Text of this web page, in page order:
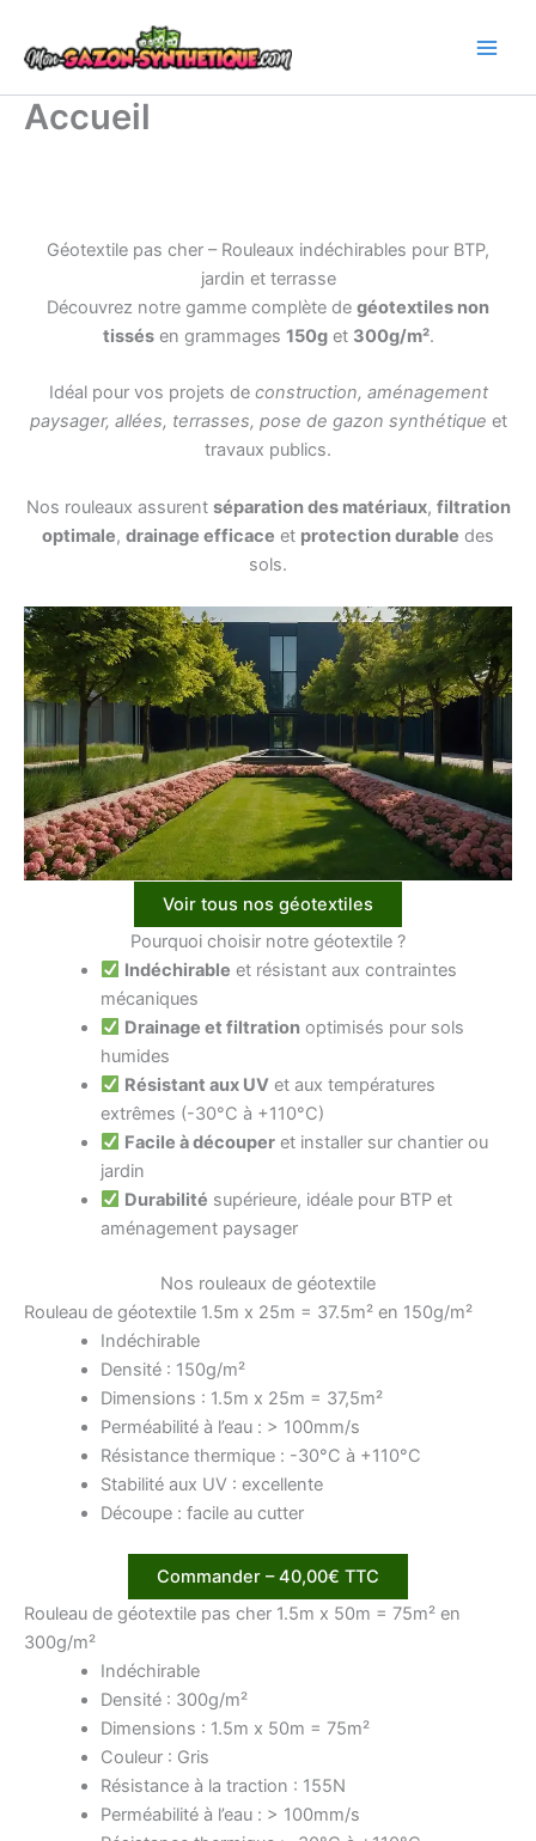
contenu
Accueil
Géotextile pas cher – Rouleaux indéchirables pour BTP,
jardin et terrasse
Découvrez notre gamme complète de géotextiles non
tissésen grammages 150get 300g/m².
Idéal pour vos projets de construction, aménagement
paysager, allées, terrasses, pose de gazon synthétique et
travaux publics.
Nos rouleaux assurent séparation des matériaux, filtration
optimale, drainage efficace et protection durable des
sols.
Voir tous nos géotextiles
Pourquoi choisir notre géotextile ?
Indéchirable et résistant aux contraintes
mécaniques
Drainage et filtration optimisés pour sols
humides
Résistant aux UV et aux températures
extrêmes (-30°C à +110°C)
Facile à découper et installer sur chantier ou
jardin
Durabilité supérieure, idéale pour BTP et
aménagement paysager
Nos rouleaux de géotextile
Rouleau de géotextile 1.5m x 25m = 37.5m² en 150g/m²
Indéchirable
Densité : 150g/m²
Dimensions : 1.5m x 25m = 37,5m²
Perméabilité à l’eau : > 100mm/s
Résistance thermique : -30°C à +110°C
Stabilité aux UV : excellente
Découpe : facile au cutter
Commander – 40,00€ TTC
Rouleau de géotextile pas cher 1.5m x 50m = 75m² en
300g/m²
Indéchirable
Densité : 300g/m²
Dimensions : 1.5m x 50m = 75m²
Couleur : Gris
Résistance à la traction : 155N
Perméabilité à l’eau : > 100mm/s